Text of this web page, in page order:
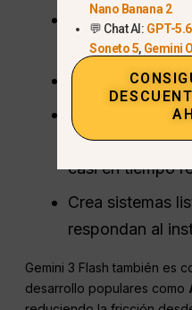
Iterar
baja latencia
Ejecutar varios
Realizar el uso
razonamiento y
casi en tiempo
Crea sistemas
respondan al
Gemini 3 Flash también es
desarrollo populares como
Nano Banana 2
💬 Chat AI: GPT-5.6
Soneto 5, Gemini